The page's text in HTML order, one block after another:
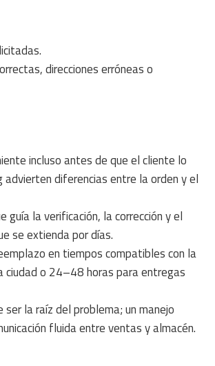
direcciones erróneas o
incluso antes de que el cliente lo
diferencias entre la orden y el
guía la verificación, la corrección y el
se extienda por días.
en tiempos compatibles con la
o 24–48 horas para entregas
la raíz del problema; un manejo
fluida entre ventas y almacén.